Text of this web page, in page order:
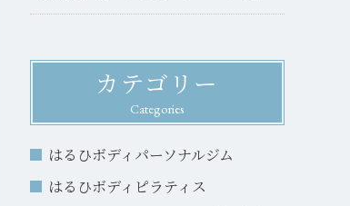
カテゴリー
Categories
はるひボディパーソナルジム
はるひボディピラティス